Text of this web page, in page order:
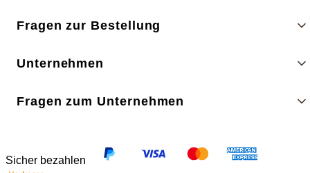
Fragen zur Bestellung
Unternehmen
Fragen zum Unternehmen
Sicher bezahlen